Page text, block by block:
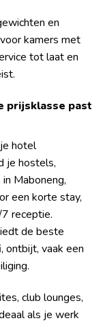
en
kamers met
tot laat en
prijsklasse past
hotel
je hostels,
Maboneng,
een korte stay,
receptie.
de beste
ontbijt, vaak een
club lounges,
als je werk